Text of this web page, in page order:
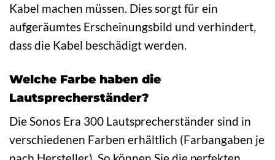
Kabel machen müssen. Dies sorgt für ein
aufgeräumtes Erscheinungsbild und verhindert,
dass die Kabel beschädigt werden.
Welche Farbe haben die
Lautsprecherständer?
Die Sonos Era 300 Lautsprecherständer sind in
verschiedenen Farben erhältlich (Farbangaben je